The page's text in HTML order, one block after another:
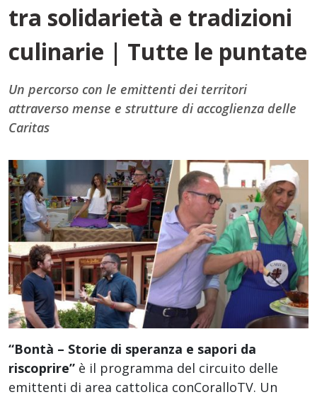
tra solidarietà e tradizioni
culinarie | Tutte le puntate
Un percorso con le emittenti dei territori
attraverso mense e strutture di accoglienza delle
Caritas
“Bontà – Storie di speranza e sapori da
riscoprire” è il programma del circuito delle
emittenti di area cattolica conCoralloTV. Un